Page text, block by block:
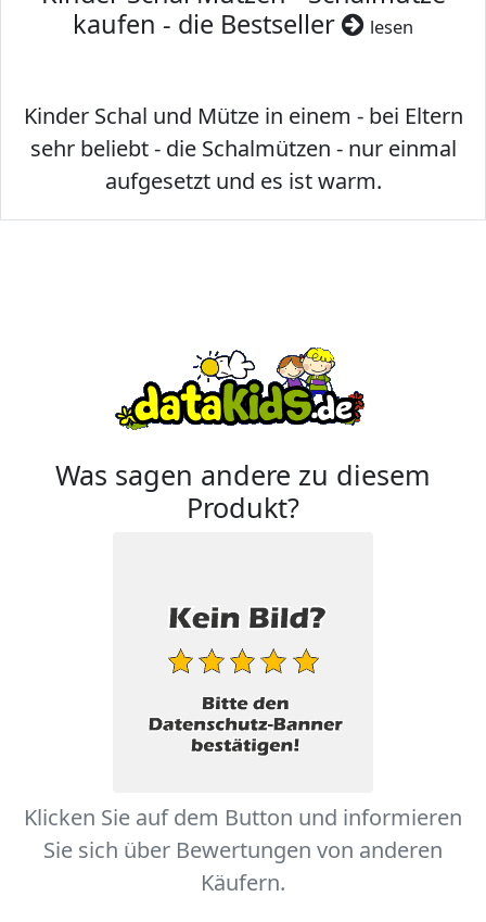
kaufen - die Bestseller
lesen
Kinder Schal und Mütze in einem - bei Eltern
sehr beliebt - die Schalmützen - nur einmal
aufgesetzt und es ist warm.
Was sagen andere zu diesem
Produkt?
Klicken Sie auf dem Button und informieren
Sie sich über Bewertungen von anderen
Käufern.